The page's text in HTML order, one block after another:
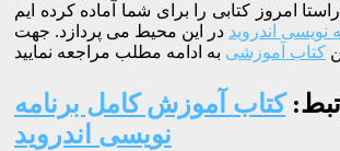
امروز کتابی را برای شما آماده کرده ایم
نویسی اندروید در این محیط می پردازد. جهت
کتاب آموزشی
کتاب آموزش کامل برنامه
نویسی اندروید